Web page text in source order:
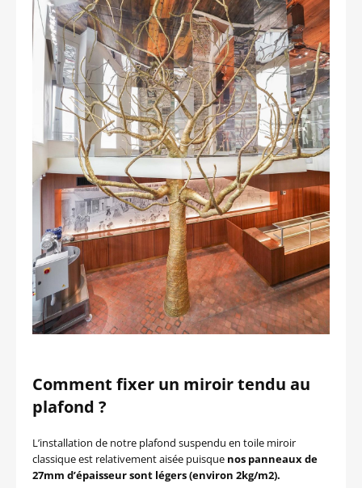
Comment fixer un miroir tendu au
plafond ?
L’installation de notre plafond suspendu en toile miroir
classique est relativement aisée puisque nos panneaux de
27mm d’épaisseur sont légers (environ 2kg/m2).